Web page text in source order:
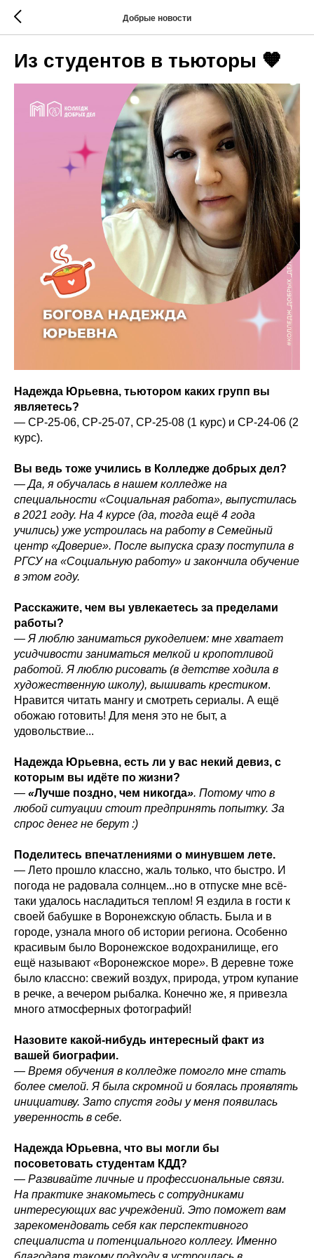
Добрые новости
Из студентов в тьюторы 🧡
Надежда Юрьевна, тьютором каких групп вы
являетесь?
— СР-25-06, СР-25-07, СР-25-08 (1 курс) и СР-24-06 (2
курс).
Вы ведь тоже учились в Колледже добрых дел?
— Да, я обучалась в нашем колледже на
специальности «Социальная работа», выпустилась
в 2021 году. На 4 курсе (да, тогда ещё 4 года
учились) уже устроилась на работу в Семейный
центр «Доверие». После выпуска сразу поступила в
РГСУ на «Социальную работу» и закончила обучение
в этом году.
Расскажите, чем вы увлекаетесь за пределами
работы?
— Я люблю заниматься рукоделием: мне хватает
усидчивости заниматься мелкой и кропотливой
работой. Я люблю рисовать (в детстве ходила в
художественную школу), вышивать крестиком.
Нравится читать мангу и смотреть сериалы. А ещё
обожаю готовить! Для меня это не быт, а
удовольствие...
Надежда Юрьевна, есть ли у вас некий девиз, с
которым вы идёте по жизни?
— «Лучше поздно, чем никогда». Потому что в
любой ситуации стоит предпринять попытку. За
спрос денег не берут :)
Поделитесь впечатлениями о минувшем лете.
— Лето прошло классно, жаль только, что быстро. И
погода не радовала солнцем...но в отпуске мне всё-
таки удалось насладиться теплом! Я ездила в гости к
своей бабушке в Воронежскую область. Была и в
городе, узнала много об истории региона. Особенно
красивым было Воронежское водохранилище, его
ещё называют «Воронежское море». В деревне тоже
было классно: свежий воздух, природа, утром купание
в речке, а вечером рыбалка. Конечно же, я привезла
много атмосферных фотографий!
Назовите какой-нибудь интересный факт из
вашей биографии.
— Время обучения в колледже помогло мне стать
более смелой. Я была скромной и боялась проявлять
инициативу. Зато спустя годы у меня появилась
уверенность в себе.
Надежда Юрьевна, что вы могли бы
посоветовать студентам КДД?
— Развивайте личные и профессиональные связи.
На практике знакомьтесь с сотрудниками
интересующих вас учреждений. Это поможет вам
зарекомендовать себя как перспективного
специалиста и потенциального коллегу. Именно